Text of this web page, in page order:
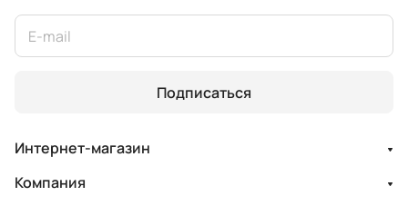
Подписаться
Интернет-магазин
Компания